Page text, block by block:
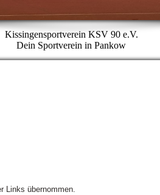
Kissingensportverein KSV 90 e.V.
Dein Sportverein in Pankow
Links übernommen.